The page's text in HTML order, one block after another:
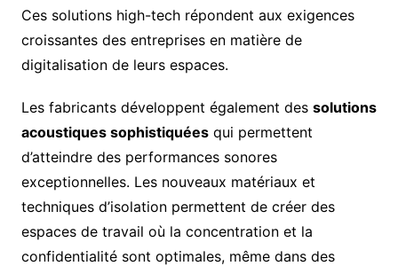
Ces solutions high-tech répondent aux exigences
croissantes des entreprises en matière de
digitalisation de leurs espaces.
Les fabricants développent également des solutions
acoustiques sophistiquéesqui permettent
d’atteindre des performances sonores
exceptionnelles. Les nouveaux matériaux et
techniques d’isolation permettent de créer des
espaces de travail où la concentration et la
confidentialité sont optimales, même dans des